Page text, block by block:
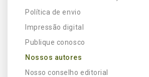
Política de envio
Impressão digital
Publique conosco
Nossos autores
Nosso conselho editorial